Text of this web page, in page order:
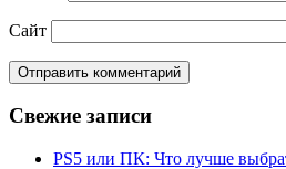
Сайт
Свежие записи
PS5 или ПК: Что лучше